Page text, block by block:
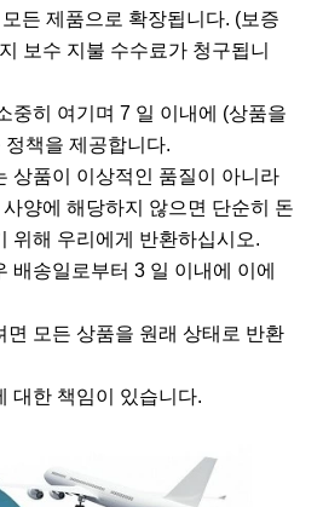
든 제품으로 확장됩니다. (보증
보수 지불 수수료가 청구됩니
중히 여기며 7 일 이내에 (상품을
책을 제공합니다.
상품이 이상적인 품질이 아니라
양에 해당하지 않으면 단순히 돈
위해 우리에게 반환하십시오.
배송일로부터 3 일 이내에 이에
면 모든 상품을 원래 상태로 반환
대한 책임이 있습니다.